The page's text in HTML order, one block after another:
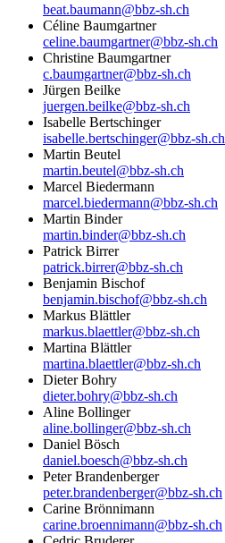
beat.baumann@bbz-sh.ch
Céline Baumgartner
celine.baumgartner@bbz-sh.ch
Christine Baumgartner
c.baumgartner@bbz-sh.ch
Jürgen Beilke
juergen.beilke@bbz-sh.ch
Isabelle Bertschinger
isabelle.bertschinger@bbz-sh.ch
Martin Beutel
martin.beutel@bbz-sh.ch
Marcel Biedermann
marcel.biedermann@bbz-sh.ch
Martin Binder
martin.binder@bbz-sh.ch
Patrick Birrer
patrick.birrer@bbz-sh.ch
Benjamin Bischof
benjamin.bischof@bbz-sh.ch
Markus Blättler
markus.blaettler@bbz-sh.ch
Martina Blättler
martina.blaettler@bbz-sh.ch
Dieter Bohry
dieter.bohry@bbz-sh.ch
Aline Bollinger
aline.bollinger@bbz-sh.ch
Daniel Bösch
daniel.boesch@bbz-sh.ch
Peter Brandenberger
peter.brandenberger@bbz-sh.ch
Carine Brönnimann
carine.broennimann@bbz-sh.ch